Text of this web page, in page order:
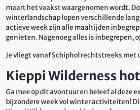
maart het vaakst waargenomen wordt.
winterlandschap lopen verschillende
actieve week zijn alle maaltijden
genieten. Nagenoeg alles is inbegrepen,
Je vliegt vanaf Schiphol rechtstreeks met
Kieppi Wilderness
Ga mee op dit avontuur en beleef al deze
bijzondere week vol winter activiteiten!